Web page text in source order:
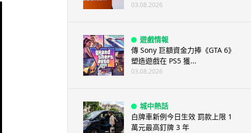
03.08.2026
遊戲情報
傳 Sony 巨額資金力捧《GTA 6》
塑造遊戲在 PS5 獲...
03.08.2026
城中熱話
白牌車新例今日生效 罰款上限 1
萬元最高釘牌 3 年